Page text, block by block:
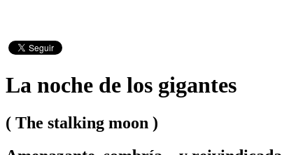
La noche de los gigantes
( The stalking moon )